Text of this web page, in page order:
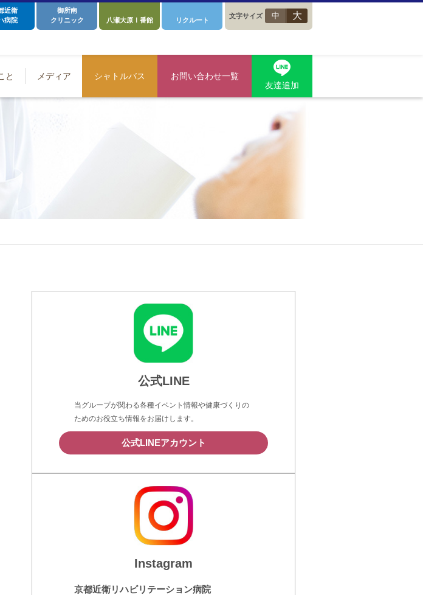
文字サイズ 中 大
と メディア シャトルバス
お問い合わせ一覧
友達追加
近衛
病院
御所南
クリニック
八瀬大原Ⅰ番館 リクルート
公式LINE
当グループが関わる各種イベント情報や健康づくりの
ためのお役立ち情報をお届けします。
公式LINEアカウント
Instagram
京都近衛リハビリテーション病院